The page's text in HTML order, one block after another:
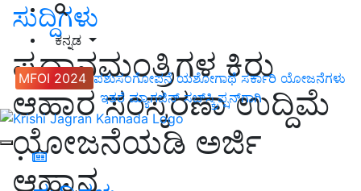
ಕನ್ನಡ
MFOI 2024 ಪಶುಸಂಗೋಪನೆ ಯಶೋಗಾಥೆ ಸರ್ಕಾರಿ ಯೋಜನೆಗಳು
ಇತರೆ ಮ್ಯಾಗಜಿನ್‌ ಸಬ್‌ಸ್ಕ್ರಿಪ್ಷನ್‌ಗಾಗಿ
ಸುದ್ದಿಗಳು
ಪ್ರಧಾನಮಂತ್ರಿಗಳ ಕಿರು
ಆಹಾರ ಸಂಸ್ಕರಣಾ ಉದ್ದಿಮೆ
ಯೋಜನೆಯಡಿ ಅರ್ಜಿ
ಆಹ್ವಾನ